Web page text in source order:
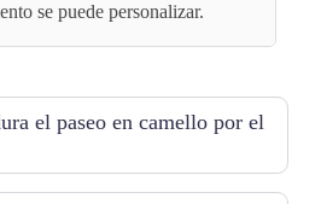
se puede personalizar.
el paseo en camello por el